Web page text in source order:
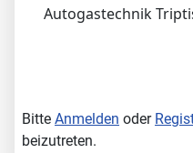
Autogastechnik
Bitte Anmelden oder
beizutreten.